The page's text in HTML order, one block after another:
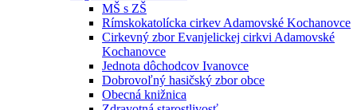
MŠ s ZŠ
Rímskokatolícka cirkev Adamovské Kochanovce
Cirkevný zbor Evanjelickej cirkvi Adamovské
Kochanovce
Jednota dôchodcov Ivanovce
Dobrovoľný hasičský zbor obce
Obecná knižnica